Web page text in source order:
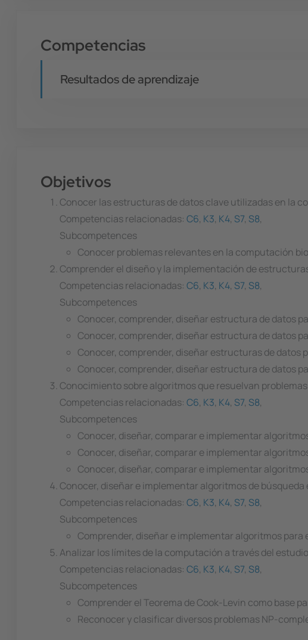
Competencias
Resultados de aprendizaje
Objetivos
Conocer las estructuras de datos clave utilizadas en la
Competencias relacionadas: C6, K3, K4, S7, S8,
Subcompetences
Conocer problemas relevantes en la computación
Comprender el diseño y la implementación de
Competencias relacionadas: C6, K3, K4, S7, S8,
Subcompetences
Conocer, comprender, diseñar estructura de datos
Conocer, comprender, diseñar estructura de datos
Conocer, comprender, diseñar estructuras de datos
Conocer, comprender, diseñar estructura de datos
Conocimiento sobre algoritmos que resuelvan
Competencias relacionadas: C6, K3, K4, S7, S8,
Subcompetences
Conocer, diseñar, comparar e implementar
Conocer, diseñar, comparar e implementar
Conocer, diseñar, comparar e implementar
Conocer, diseñar e implementar algoritmos de búsqueda
Competencias relacionadas: C6, K3, K4, S7, S8,
Subcompetences
Comprender, diseñar e implementar algoritmos
Analizar los límites de la computación a través del
Competencias relacionadas: C6, K3, K4, S7, S8,
Subcompetences
Comprender el Teorema de Cook-Levin como base
Reconocer y clasificar diversos problemas NP-